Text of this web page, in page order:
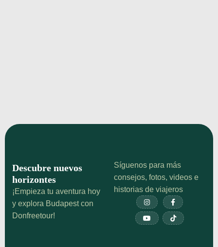
¡Echa un vistazo!
Descubre nuevos
horizontes
¡Empieza tu aventura hoy
y explora Budapest con
Donfreetour!
Síguenos para más
consejos, fotos, videos e
historias de viajeros
 
 